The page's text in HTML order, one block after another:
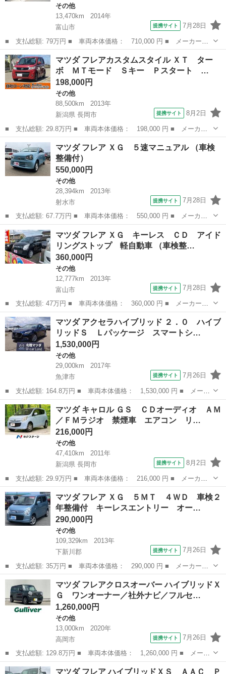
その他
13,470km
2014年
富山市
提携サイト 7月28日
■ 支払総額: 79万円 ■ 車両本体価格： 710,000 円 ■ メーカー
名： マツダ ■ 車種名： フレアクロスオーバー ■ グレード
名： ＸＧ ４ＷＤ ■ 排気量： 660cc ■ ドア枚数： 5D ■ ミッ
ション...
富山 富山市 その他
マツダ フレアカスタムスタイル ＸＴ ター
ボ ＭＴモード Ｓキー Ｐスタート …
198,000円
その他
88,500km
2013年
新潟県 長岡市
提携サイト 8月2日
■ 支払総額: 29.8万円 ■ 車両本体価格： 198,000 円 ■ メーカー
名： マツダ ■ 車種名： フレアカスタムスタイル ■ グレード
名： ＸＴ ターボ ＭＴモード Ｓキー Ｐスタート ｉｓｔｏ
ｐ ＥＴＣ ＣＤ...
新潟 長岡市 その他
マツダ フレア ＸＧ ５速マニュアル （車検
整備付）
550,000円
その他
28,394km
2013年
射水市
提携サイト 7月28日
■ 支払総額: 67.7万円 ■ 車両本体価格： 550,000 円 ■ メーカー
名： マツダ ■ 車種名： フレア ■ グレード名： ＸＧ ５速マ
ニュアル ■ 排気量： 660cc ■ ドア枚数： 5D ■ ミッション：...
富山 射水市 その他
マツダ フレア ＸＧ キーレス ＣＤ アイド
リングストップ 軽自動車 （車検整…
360,000円
その他
12,777km
2013年
富山市
提携サイト 7月28日
■ 支払総額: 47万円 ■ 車両本体価格： 360,000 円 ■ メーカー
名： マツダ ■ 車種名： フレア ■ グレード名： ＸＧ キーレ
ス ＣＤ アイドリングストップ 軽自動車 ■ 排気量： 660cc ■
ドア枚...
富山 富山市 その他
マツダ アクセラハイブリッド ２．０ ハイブ
リッドＳ Ｌパッケージ スマートシ…
1,530,000円
その他
29,000km
2017年
魚津市
提携サイト 7月26日
■ 支払総額: 164.8万円 ■ 車両本体価格： 1,530,000 円 ■ メーカ
ー名： マツダ ■ 車種名： アクセラハイブリッド ■ グレード
名： ２．０ ハイブリッドＳ Ｌパッケージ スマートシティブレ
ーキ アル...
富山 魚津市 その他
マツダ キャロル ＧＳ ＣＤオーディオ ＡＭ
／ＦＭラジオ 禁煙車 エアコン リ…
216,000円
その他
47,410km
2011年
新潟県 長岡市
提携サイト 8月2日
■ 支払総額: 29.9万円 ■ 車両本体価格： 216,000 円 ■ メーカー
名： マツダ ■ 車種名： キャロル ■ グレード名： ＧＳ ＣＤ
オーディオ ＡＭ／ＦＭラジオ 禁煙車 エアコン リモコンキー
電動格納ミラ...
新潟 長岡市 その他
マツダ フレア ＸＧ ５ＭＴ ４ＷＤ 車検２
年整備付 キーレスエントリー オー…
290,000円
その他
109,329km
2013年
下新川郡
提携サイト 7月26日
■ 支払総額: 35万円 ■ 車両本体価格： 290,000 円 ■ メーカー
名： マツダ ■ 車種名： フレア ■ グレード名： ＸＧ ５Ｍ
Ｔ ４ＷＤ 車検２年整備付 キーレスエントリー オートエアコ
ン パワーステアリン...
富山 下新川郡 その他
マツダ フレアクロスオーバー ハイブリッドＸ
Ｇ ワンオーナー／社外ナビ／フルセ…
1,260,000円
その他
13,000km
2020年
高岡市
提携サイト 7月26日
■ 支払総額: 129.8万円 ■ 車両本体価格： 1,260,000 円 ■ メーカ
ー名： マツダ ■ 車種名： フレアクロスオーバー ■ グレード
富山 高岡市 その他
マツダ フレア ハイブリッドＸＳ ＡＡＣ Ｐ